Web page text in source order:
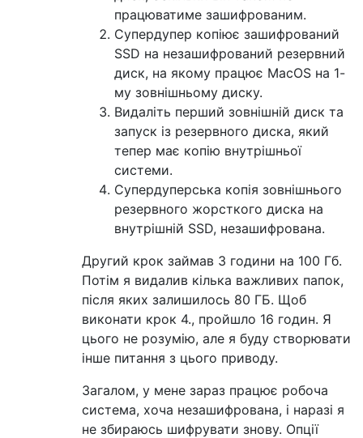
працюватиме зашифрованим.
Супердупер копіює зашифрований
SSD на незашифрований резервний
диск, на якому працює MacOS на 1-
му зовнішньому диску.
Видаліть перший зовнішній диск та
запуск із резервного диска, який
тепер має копію внутрішньої
системи.
Супердуперська копія зовнішнього
резервного жорсткого диска на
внутрішній SSD, незашифрована.
Другий крок займав 3 години на 100 Гб.
Потім я видалив кілька важливих папок,
після яких залишилось 80 ГБ. Щоб
виконати крок 4., пройшло 16 годин. Я
цього не розумію, але я буду створювати
інше питання з цього приводу.
Загалом, у мене зараз працює робоча
система, хоча незашифрована, і наразі я
не збираюсь шифрувати знову. Опції